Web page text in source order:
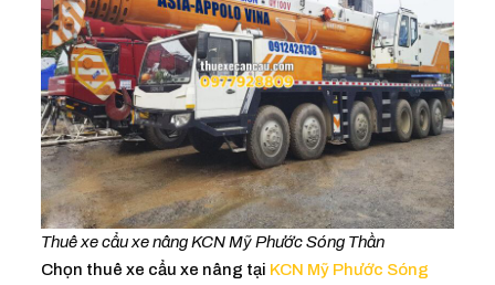
Thuê xe cẩu xe nâng KCN Mỹ Phước Sóng Thần
Chọn thuê xe cẩu xe nâng tại KCN Mỹ Phước Sóng